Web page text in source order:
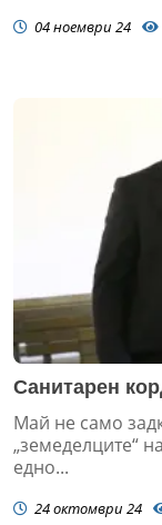
04 ноември 24
Санитарен
Май не само
„земеделците“
едно...
24 октомври 24